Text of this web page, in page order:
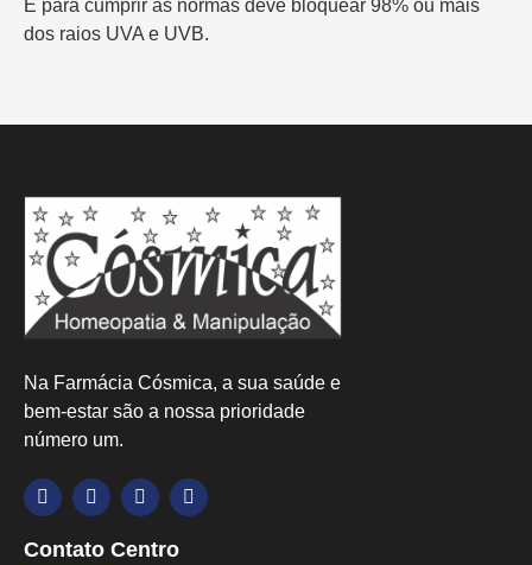
E para cumprir as normas deve bloquear 98% ou mais
dos raios UVA e UVB.
Na Farmácia Cósmica, a sua saúde e
bem-estar são a nossa prioridade
número um.
Contato Centro